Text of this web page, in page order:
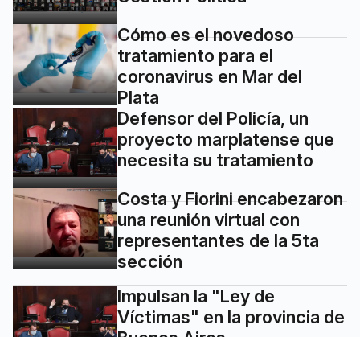
Cómo es el novedoso
tratamiento para el
coronavirus en Mar del
Plata
Defensor del Policía, un
proyecto marplatense que
necesita su tratamiento
Costa y Fiorini encabezaron
una reunión virtual con
representantes de la 5ta
sección
Impulsan la "Ley de
Víctimas" en la provincia de